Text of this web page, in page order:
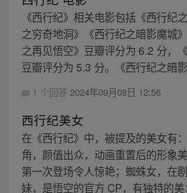
《西行纪》相关电影包括《西行纪
之穷奇地洞》《西行纪之暗影魔城
之再见悟空》豆瓣评分为 6.2 分，
豆瓣评分为 5.3 分。《西行纪之暗
1 个回答 2024年09月08日 12:56
西行纪美女
在《西行纪》中，被提及的美女有
角，颜值出众，动画重置后的形象
第一次登场令人惊艳；蜘蛛女，在
妹，是悟空的官方 CP，有独特的